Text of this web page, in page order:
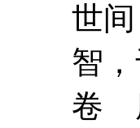
世
智
卷